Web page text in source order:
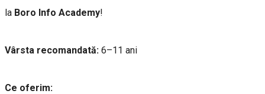
la Boro Info Academy!
Vârsta recomandată: 6–11 ani
Ce oferim: